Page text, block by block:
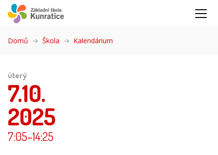
Domů Škola Kalendárium
úterý
7.10.
2025
7:05–14:25